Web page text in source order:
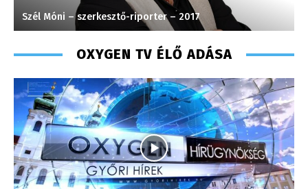
Meronka Péter – programigazgató – 2008
OXYGEN TV ÉLŐ ADÁSA